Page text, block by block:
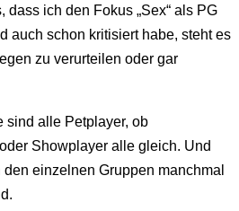
ich den Fokus „Sex“ als PG
auch schon kritisiert habe, steht es
zu verurteilen oder gar
sind alle Petplayer, ob
Showplayer alle gleich. Und
einzelnen Gruppen manchmal